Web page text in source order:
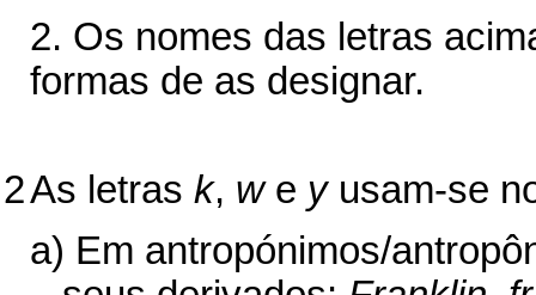
2. Os nomes das letras
formas de as designar.
2As letras k, we yusam-se
a) Em antropónimos/